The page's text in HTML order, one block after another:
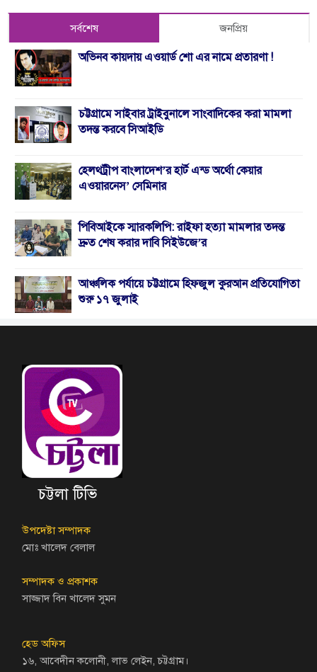
সর্বশেষ জনপ্রিয়
অভিনব কায়দায় এওয়ার্ড শো এর নামে প্রতারণা !
চট্টগ্রামে সাইবার ট্রাইবুনালে সাংবাদিকের করা মামলা
তদন্ত করবে সিআইডি
হেলথট্রীপ বাংলাদেশ’র হার্ট এন্ড অর্থো কেয়ার
এওয়ারনেস’ সেমিনার
পিবিআইকে স্মারকলিপি: রাইফা হত্যা মামলার তদন্ত
দ্রুত শেষ করার দাবি সিইউজে’র
আঞ্চলিক পর্যায়ে চট্টগ্রামে হিফজুল কুরআন প্রতিযোগিতা
শুরু ১৭ জুলাই
চট্টলা টিভি
উপদেষ্টা সম্পাদক
মোঃ খালেদ বেলাল
সম্পাদক ও প্রকাশক
সাজ্জাদ বিন খালেদ সুমন
হেড অফিস
১৬, আবেদীন কলোনী, লাভ লেইন, চট্টগ্রাম।